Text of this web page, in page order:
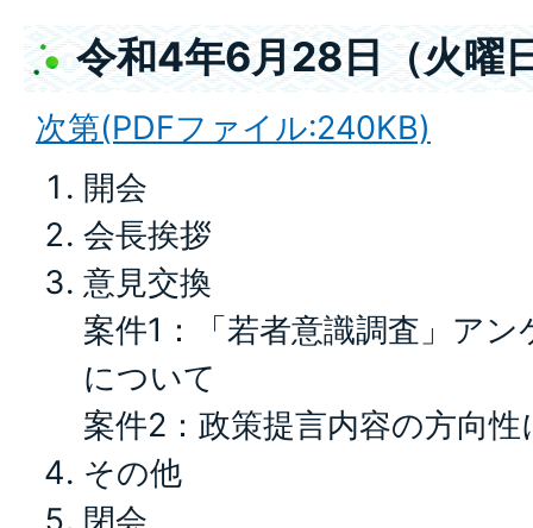
令和4年6月28日（火曜
次第(PDFファイル:240KB)
開会
会長挨拶
意見交換
案件1：「若者意識調査」ア
について
案件2：政策提言内容の方向
その他